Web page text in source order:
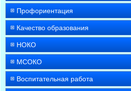
Профориентация
Качество образования
НОКО
МСОКО
Воспитательная работа